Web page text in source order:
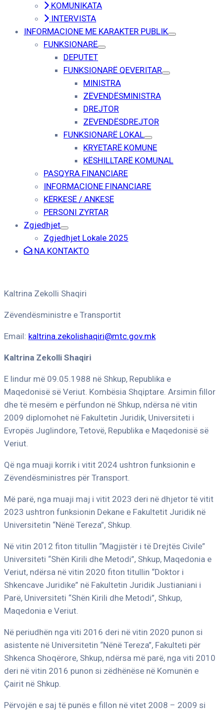
KOMUNIKATA
INTERVISTA
INFORMACIONE ME KARAKTER PUBLIK
FUNKSIONARË
DEPUTET
FUNKSIONARË QEVERITAR
MINISTRA
ZËVENDËSMINISTRA
DREJTOR
ZËVENDËSDREJTOR
FUNKSIONARË LOKAL
KRYETARË KOMUNE
KËSHILLTARË KOMUNAL
PASQYRA FINANCIARE
INFORMACIONE FINANCIARE
KËRKESË / ANKESË
PERSONI ZYRTAR
Zgjedhjet
Zgjedhjet Lokale 2025
NA KONTAKTO
Kaltrina Zekolli Shaqiri
Zëvendësministre e Transportit
Email: kaltrina.zekolishaqiri@mtc.gov.mk
Kaltrina Zekolli Shaqiri
E lindur më 09.05.1988 në Shkup, Republika e
Maqedonisë së Veriut. Kombësia Shqiptare. Arsimin fillor
dhe të mesëm e përfundon në Shkup, ndërsa në vitin
2009 diplomohet në Fakultetin Juridik, Universiteti i
Evropës Juglindore, Tetovë, Republika e Maqedonisë së
Veriut.
Që nga muaji korrik i vitit 2024 ushtron funksionin e
Zëvendësministres për Transport.
Më parë, nga muaji maj i vitit 2023 deri në dhjetor të vitit
2023 ushtron funksionin Dekane e Fakultetit Juridik në
Universitetin “Nënë Tereza”, Shkup.
Në vitin 2012 fiton titullin “Magjistër i të Drejtës Civile”
Universiteti “Shën Kirili dhe Metodi”, Shkup, Maqedonia e
Veriut, ndërsa në vitin 2020 fiton titullin “Doktor i
Shkencave Juridike” në Fakultetin Juridik Justianiani i
Parë, Universiteti “Shën Kirili dhe Metodi”, Shkup,
Maqedonia e Veriut.
Në periudhën nga viti 2016 deri në vitin 2020 punon si
asistente në Universitetin “Nënë Tereza”, Fakulteti për
Shkenca Shoqërore, Shkup, ndërsa më parë, nga viti 2010
deri në vitin 2016 punon si zëdhënëse në Komunën e
Çairit në Shkup.
Përvojën e saj të punës e fillon në vitet 2008 – 2009 si